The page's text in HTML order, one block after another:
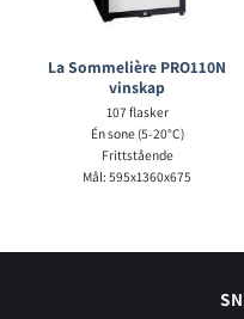
La Sommelière PRO110N
vinskap
107 flasker
Én sone (5-20°C)
Frittstående
Mål: 595x1360x675